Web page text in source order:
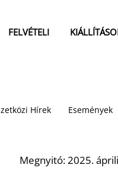
FELVÉTELI
Hírek Események
Megnyitó: 2025.